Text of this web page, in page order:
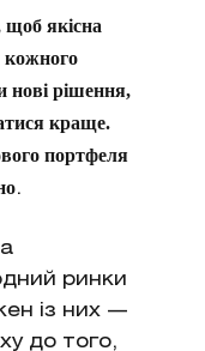
якісна
кожного
нові рішення,
краще.
портфеля
.
ринки
із них —
до того,